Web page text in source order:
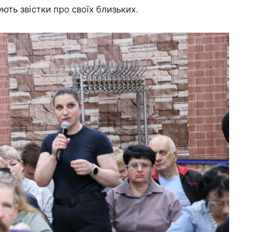
звістки про своїх близьких.